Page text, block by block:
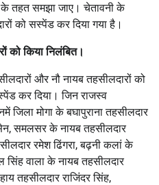
तहत समझा जाए। चेतावनी के
को सस्पेंड कर दिया गया है।
को किया निलंबित।
और नौ नायब तहसीलदारों को
कर दिया। जिन राजस्व
जिला मोगा के बघापुराना तहसीलदार
समलसर के नायब तहसीलदार
रमेश ढिंगरा, बढ़नी कलां के
सिंह वाला के नायब तहसीलदार
तहसीलदार राजिंदर सिंह,